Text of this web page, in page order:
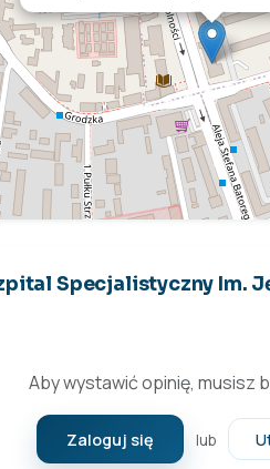
Specjalistyczny Im.
Aby wystawić opinię, musisz
Zaloguj się lub